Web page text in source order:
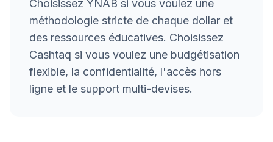
Choisissez YNAB si vous voulez une
méthodologie stricte de chaque dollar et
des ressources éducatives. Choisissez
Cashtaq si vous voulez une budgétisation
flexible, la confidentialité, l'accès hors
ligne et le support multi-devises.